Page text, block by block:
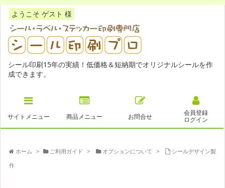
ようこそ ゲスト 様
シール印刷15年の実績！低価格＆短納期でオリジナルシールを作
成できます。
サイトメニュー 商品メニュー お問合せ
会員登録
ログイン
ホーム > ご利用ガイド > オプションについて >
シールデザイン製
作